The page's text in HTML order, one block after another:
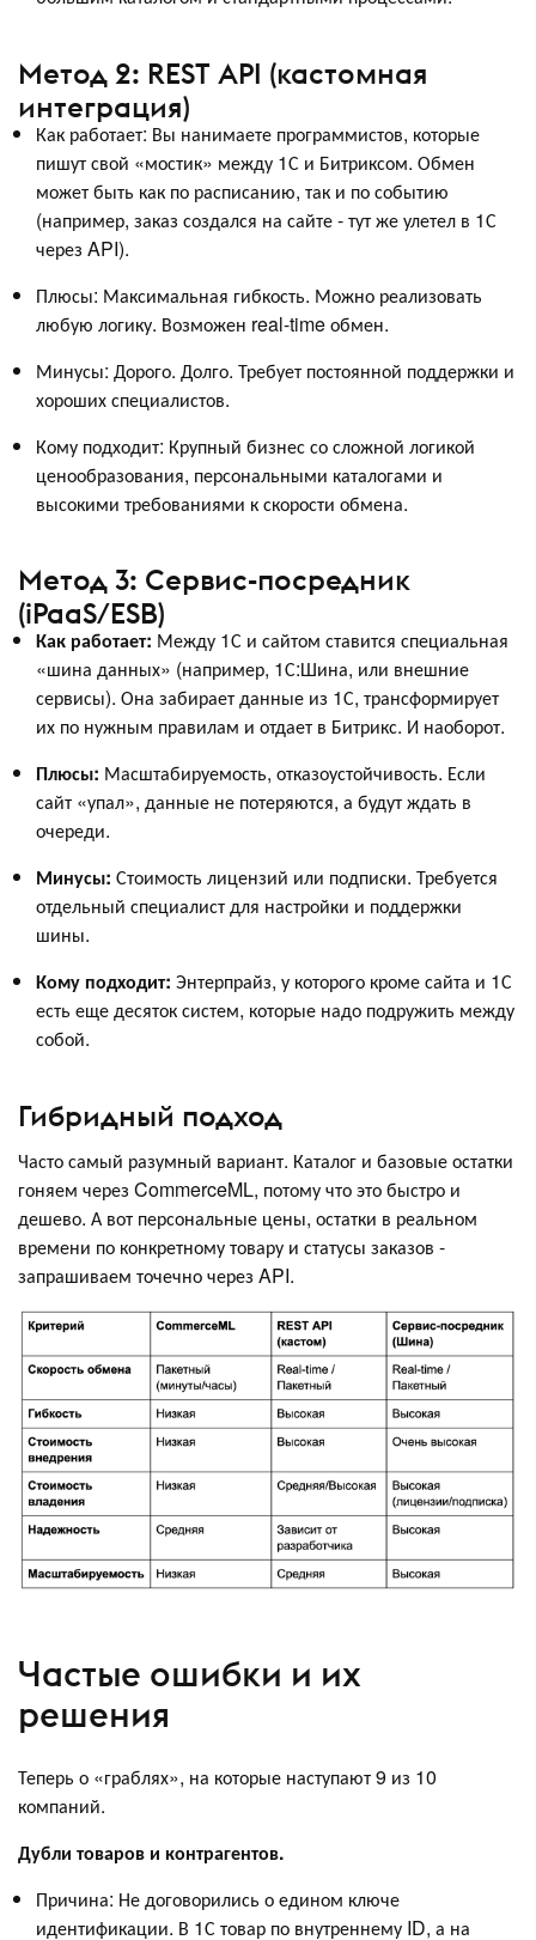
Метод 2: REST API (кастомная
интеграция)
Как работает: Вы нанимаете программистов, которые
пишут свой «мостик» между 1С и Битриксом. Обмен
может быть как по расписанию, так и по событию
(например, заказ создался на сайте - тут же улетел в 1С
через API).
Плюсы: Максимальная гибкость. Можно реализовать
любую логику. Возможен real-time обмен.
Минусы: Дорого. Долго. Требует постоянной поддержки и
хороших специалистов.
Кому подходит: Крупный бизнес со сложной логикой
ценообразования, персональными каталогами и
высокими требованиями к скорости обмена.
Метод 3: Сервис-посредник
(iPaaS/ESB)
Как работает: Между 1С и сайтом ставится специальная
«шина данных» (например, 1С:Шина, или внешние
сервисы). Она забирает данные из 1С, трансформирует
их по нужным правилам и отдает в Битрикс. И наоборот.
Плюсы: Масштабируемость, отказоустойчивость. Если
сайт «упал», данные не потеряются, а будут ждать в
очереди.
Минусы: Стоимость лицензий или подписки. Требуется
отдельный специалист для настройки и поддержки
шины.
Кому подходит: Энтерпрайз, у которого кроме сайта и 1С
есть еще десяток систем, которые надо подружить между
собой.
Гибридный подход
Часто самый разумный вариант. Каталог и базовые остатки
гоняем через CommerceML, потому что это быстро и
дешево. А вот персональные цены, остатки в реальном
времени по конкретному товару и статусы заказов -
запрашиваем точечно через API.
Частые ошибки и их
решения
Теперь о «граблях», на которые наступают 9 из 10
компаний.
Дубли товаров и контрагентов.
Причина: Не договорились о едином ключе
идентификации. В 1С товар по внутреннему ID, а на